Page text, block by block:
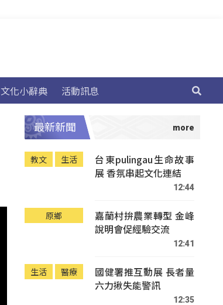
文化小辭典 活動訊息
最新新聞
教文 生活
台東pulingau生命故事
展 香氛串起文化連結
12:44
原鄉
嘉蘭村拚農業轉型 金峰
說明會促經驗交流
12:41
生活 醫療
國健署推互動展 長者量
六力揪失能警訊
12:35